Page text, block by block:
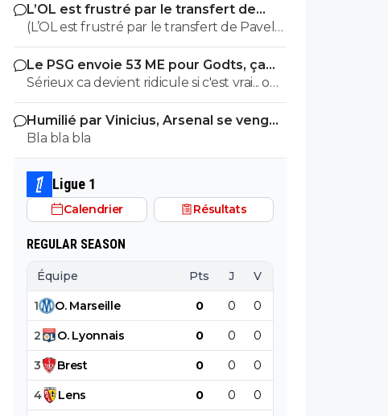
ils veulent juste profitez au maximum des
clubs qui sont beaucoup plus mal lotis
qu'eux c'est la loi du plus fort tout
simplement..
L’OL est frustré par le transfert de
Pavel Sulc
(L’OL est frustré par le transfert de Pavel
Sulc) ... mais le public aussi commence a
être frustré ... la vente de ces "excellents"
joueurs dont fait partie Pavel Sulc ... pour
récupérer quoi ? qui? À un moment
donné il faudra bien arriver a construire
dans le long terme... et avec , seulement
avec , une équipe régulière ça finira par
Le PSG envoie 53 ME pour Godts, ça
bloque toujours
Sérieux ca devient ridicule si c'est vrai... on
a besoin de joueur pour la supercoupe !
sérieux a 5 ou 7M€ pres, go !!
Humilié par Vinicius, Arsenal se venge
sur le PSG
Bla bla bla
Ligue 1
Calendrier Résultats
REGULAR SEASON
Équipe Pts J V
1 O. Marseille 0 0 0
2 O. Lyonnais 0 0 0
3 Brest 0 0 0
4 Lens 0 0 0